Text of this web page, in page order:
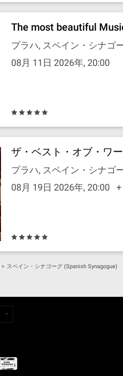
The most beautiful
プラハ, スペイン・シナゴ
08月 11日 2026年, 20:00
ザ・ベスト・オブ・ワ
プラハ, スペイン・シナゴ
08月 19日 2026年, 20:00
> スペイン・シナゴーグ (Spanish Synagogue)